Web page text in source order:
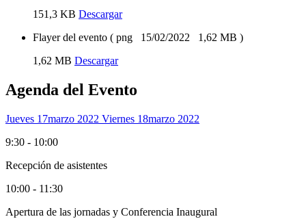
151,3 KB Descargar
Flayer del evento ( png 15/02/2022 1,62 MB )
1,62 MB Descargar
Agenda del Evento
Jueves 17Marzo 2022 Viernes 18Marzo 2022
9:30 - 10:00
Recepción de asistentes
10:00 - 11:30
Apertura de las jornadas y Conferencia Inaugural